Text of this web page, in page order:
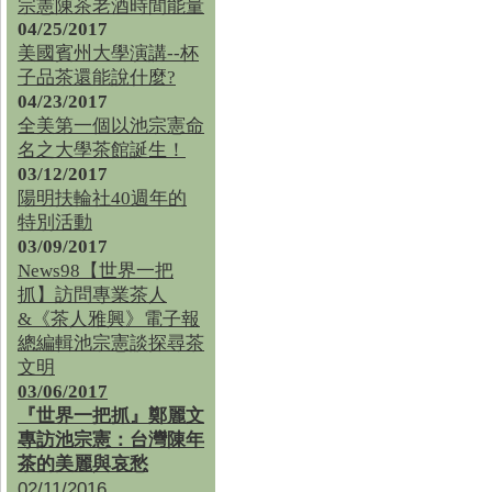
宗憲陳茶老酒時間能量
04/25/2017
美國賓州大學演講--杯
子品茶還能說什麼?
04/23/2017
全美第一個以池宗憲命
名之大學茶館誕生！
03/12/2017
陽明扶輪社40週年的
特別活動
03/09/2017
News98【世界一把
抓】訪問專業茶人
&《茶人雅興》電子報
總編輯池宗憲談探尋茶
文明
03/06/2017
『世界一把抓』鄭麗文
專訪池宗憲：台灣陳年
茶的美麗與哀愁